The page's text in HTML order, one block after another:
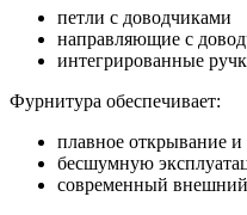
петли с доводчиками
направляющие с
интегрированные
Фурнитура обеспечивает:
плавное открывание и
бесшумную
современный